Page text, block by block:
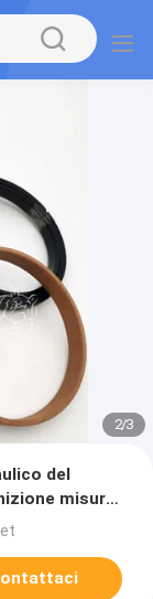
2/3
del
misura
rovescia